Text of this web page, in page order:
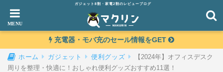
ガジェット8割・家電2割のレビューブログ
充電器・モバ充のセール情報をGET
ホーム ガジェット 便利グッズ
【2024年】オフィスデスク
周りを整理・快適に！おしゃれ便利グッズおすすめ11選！